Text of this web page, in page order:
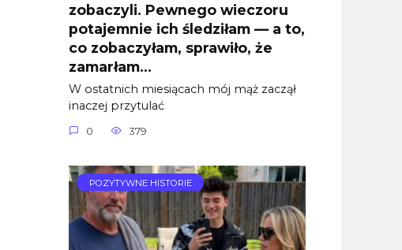
zobaczyli. Pewnego wieczoru
potajemnie ich śledziłam — a to,
co zobaczyłam, sprawiło, że
zamarłam…
W ostatnich miesiącach mój mąż zaczął
inaczej przytulać
0 379
POZYTYWNE HISTORIE